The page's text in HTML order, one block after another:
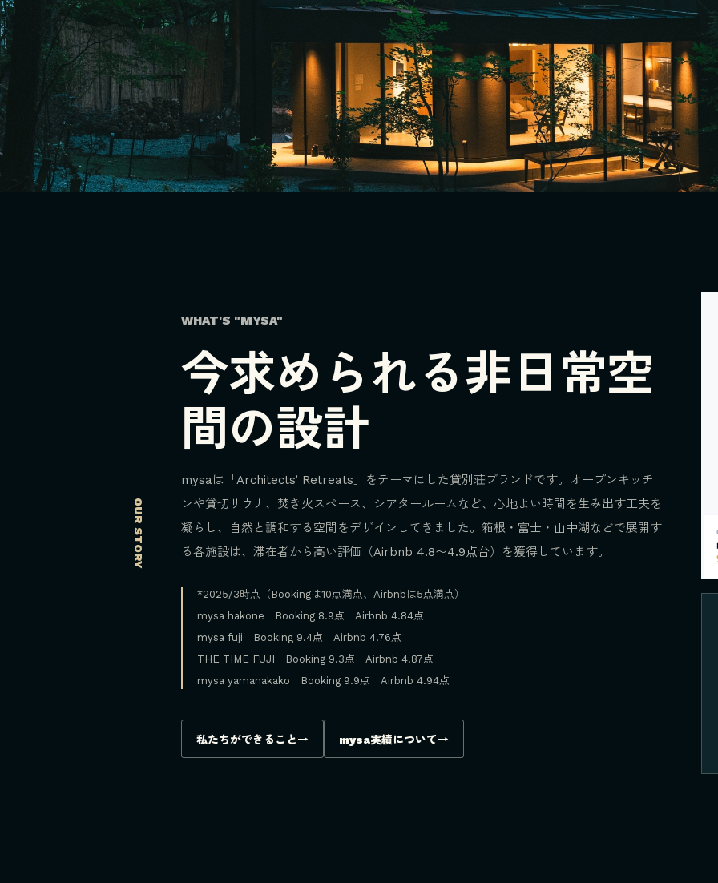
OUR STORY
WHAT'S "MYSA"
今求められる非日常空
間の設計
mysaは「Architects’ Retreats」をテーマにした貸別荘ブランドです。オープンキッチ
ンや貸切サウナ、焚き火スペース、シアタールームなど、心地よい時間を生み出す工夫を
凝らし、自然と調和する空間をデザインしてきました。箱根・富士・山中湖などで展開す
る各施設は、滞在者から高い評価（Airbnb 4.8〜4.9点台）を獲得しています。
*2025/3時点（Bookingは10点満点、Airbnbは5点満点）
mysa hakone Booking 8.9点 Airbnb 4.84点
mysa fuji Booking 9.4点 Airbnb 4.76点
THE TIME FUJI Booking 9.3点 Airbnb 4.87点
mysa yamanakako Booking 9.9点 Airbnb 4.94点
私たちができること→ mysa実績について→